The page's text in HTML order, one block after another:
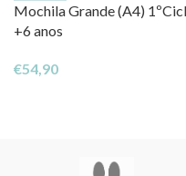
Mochila Grande (A4)
+6 anos
€54,90